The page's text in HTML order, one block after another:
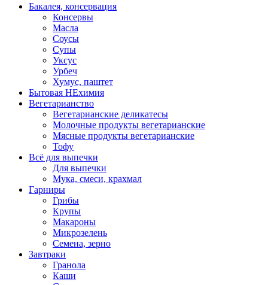
Бакалея, консервация
Консервы
Масла
Соусы
Супы
Уксус
Урбеч
Хумус, паштет
Бытовая НЕхимия
Вегетарианство
Вегетарианские деликатесы
Молочные продукты вегетарианские
Мясные продукты вегетарианские
Тофу
Всё для выпечки
Для выпечки
Мука, смеси, крахмал
Гарниры
Грибы
Крупы
Макароны
Микрозелень
Семена, зерно
Завтраки
Гранола
Каши